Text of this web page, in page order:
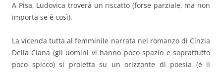
A Pisa, Ludovica troverà un riscatto (forse parziale, ma non
importa se è così).
La vicenda tutta al femminile narrata nel romanzo di Cinzia
Della Ciana (gli uomini vi hanno poco spazio e soprattutto
poco spicco) si proietta su un orizzonte di poesia (è il